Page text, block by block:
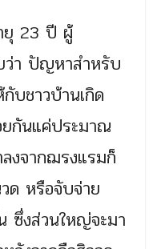
ยุ 23 ปี ผู้
ว่า ปัญหาสำหรับ
บชาวบ้านเกิด
ยกันแค่ประมาณ
งจากฌรงแรมก็
ด หรือจับจ่าย
ซึ่งส่วนใหญ่จะมา